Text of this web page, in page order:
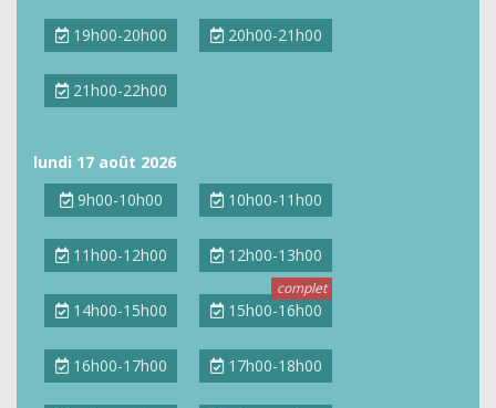
19h00-20h00 20h00-21h00
21h00-22h00
lundi 17 août 2026
9h00-10h00
10h00-11h00
11h00-12h00 12h00-13h00
14h00-15h00 15h00-16h00
16h00-17h00 17h00-18h00